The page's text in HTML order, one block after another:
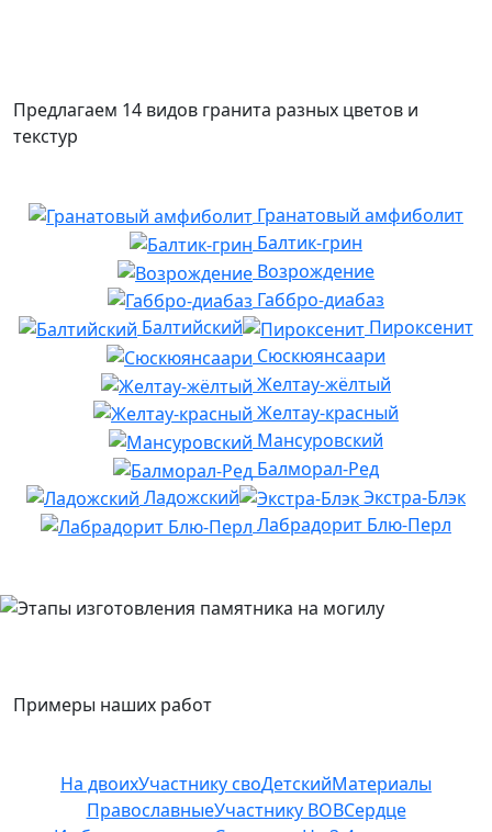
Предлагаем 14 видов гранита разных цветов и
текстур
Гранатовый амфиболит
Балтик-грин
Возрождение
Габбро-диабаз
Балтийский
Пироксенит
Сюскюянсаари
Желтау-жёлтый
Желтау-красный
Мансуровский
Балморал-Ред
Ладожский
Экстра-Блэк
Лабрадорит Блю-Перл
Примеры наших работ
На двоихУчастнику своДетскийМатериалы
ПравославныеУчастнику ВОВСердце